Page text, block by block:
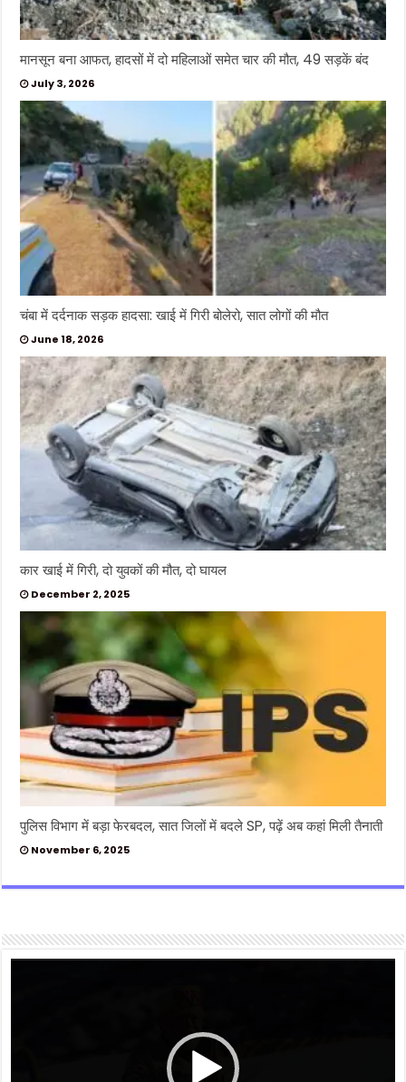
मानसून बना आफत, हादसों में दो महिलाओं समेत चार की मौत, 49 सड़कें बंद
July 3, 2026
चंबा में दर्दनाक सड़क हादसा: खाई में गिरी बोलेरो, सात लोगों की मौत
June 18, 2026
कार खाई में गिरी, दो युवकों की मौत, दो घायल
December 2, 2025
पुलिस विभाग में बड़ा फेरबदल, सात जिलों में बदले SP, पढ़ें अब कहां मिली तैनाती
November 6, 2025
Video